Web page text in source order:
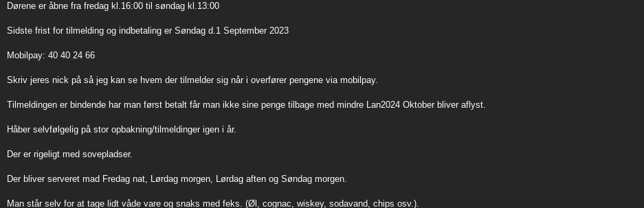
Dørene er åbne fra fredag kl.16:00 til søndag kl.13:00
Sidste frist for tilmelding og indbetaling er Søndag d.1 September 2023
Mobilpay: 40 40 24 66
Skriv jeres nick på så jeg kan se hvem der tilmelder sig når i overfører pengene via mobilpay.
Tilmeldingen er bindende har man først betalt får man ikke sine penge tilbage med mindre Lan2024 Oktober bliver aflyst.
Håber selvfølgelig på stor opbakning/tilmeldinger igen i år.
Der er rigeligt med sovepladser.
Der bliver serveret mad Fredag nat, Lørdag morgen, Lørdag aften og Søndag morgen.
Man står selv for at tage lidt våde vare og snaks med feks. (Øl, cognac, wiskey, sodavand, chips osv.).